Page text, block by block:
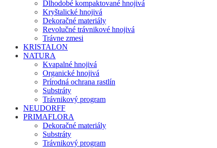
Dlhodobé kompaktované hnojivá
Kryštalické hnojivá
Dekoračné materiály
Revolučné trávnikové hnojivá
Trávne zmesi
KRISTALON
NATURA
Kvapalné hnojivá
Organické hnojivá
Prírodná ochrana rastlín
Substráty
Trávnikový program
NEUDORFF
PRIMAFLORA
Dekoračné materiály
Substráty
Trávnikový program